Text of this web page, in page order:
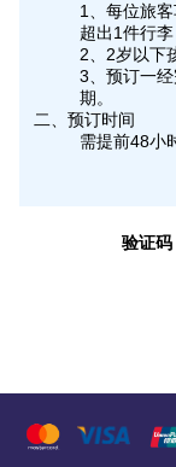
1、每位旅
超出1件行
2、2岁以下
3、预订一
期。
二、预订时间
需提前48小
验证码